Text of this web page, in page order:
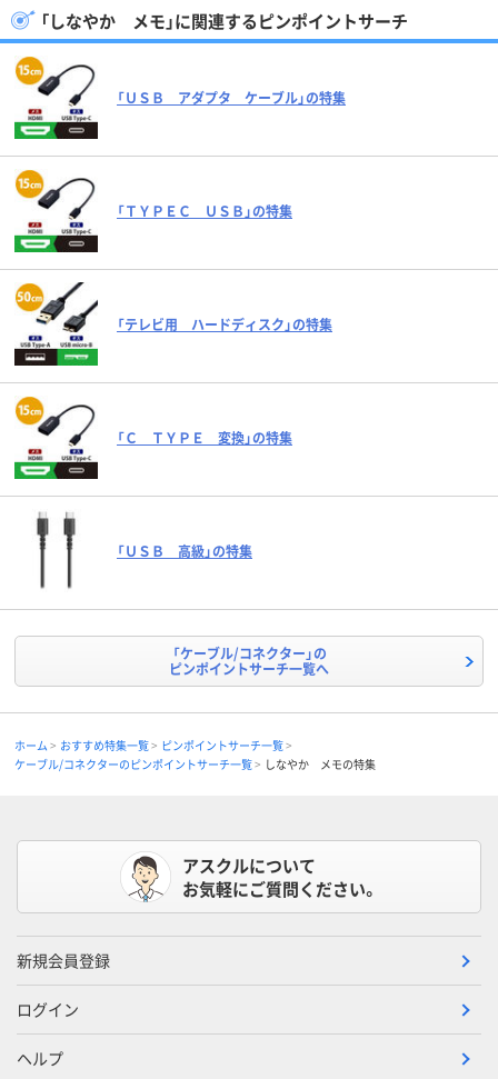
「しなやか メモ」に関連するピンポイントサーチ
「ＵＳＢ アダプタ ケーブル」の特集
「ＴＹＰＥＣ ＵＳＢ」の特集
「テレビ用 ハードディスク」の特集
「Ｃ ＴＹＰＥ 変換」の特集
「ＵＳＢ 高級」の特集
「ケーブル/コネクター」の
ピンポイントサーチ一覧へ
ホーム おすすめ特集一覧
ピンポイントサーチ一覧
ケーブル/コネクターのピンポイントサーチ一覧
しなやか メモの特集
アスクルについて
お気軽にご質問ください。
新規会員登録
ログイン
ヘルプ